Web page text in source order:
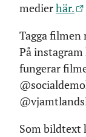
medierhär.
Tagga filmen
På instagram
fungerar
Som bildtext